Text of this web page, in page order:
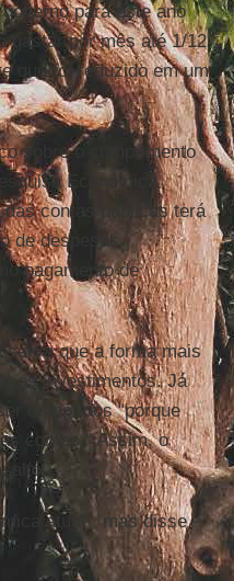
para este ano
gastar por mês até 1/12
que foi reduzido em um
sobre o cumprimento
Econômica
contas públicas terá
de despesas
pagamento de
que a forma mais
os investimentos. Já
cumpridos "porque
contas." Assim, o
atual", mas disse